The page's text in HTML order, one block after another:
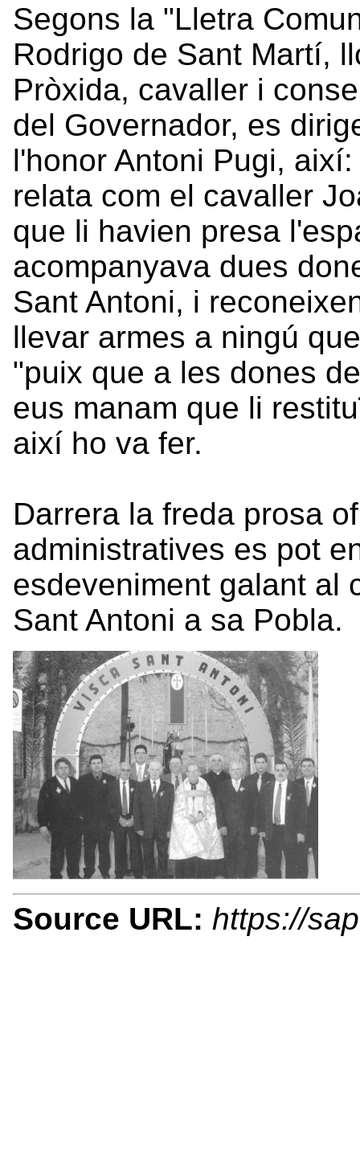
Segons la "Lletra
Rodrigo de Sant Martí,
Pròxida, cavaller i
del Governador, es
l'honor Antoni Pugi,
relata com el cavaller
que li havien presa
acompanyava dues
Sant Antoni, i
llevar armes a ningú
"puix que a les dones
eus manam que li
així ho va fer.
Darrera la freda prosa
administratives es pot
esdeveniment galant al
Sant Antoni a sa Pobla.
Source URL: https://